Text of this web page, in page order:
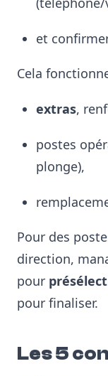
et
Cela
extras,
postes
plonge),
Pour des
direction,
pour
pour finaliser.
Les 5